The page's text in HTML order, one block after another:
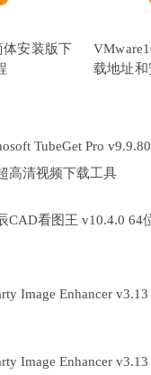
体安装版下
载地址和
TubeGet Pro
高清视频下载工具
CAD看图王 v10.4.0 64
Image Enhancer
Image Enhancer